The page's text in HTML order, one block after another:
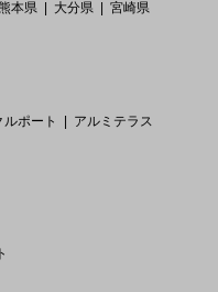
本県 大分県
宮崎県
ルポート
アルミテラス